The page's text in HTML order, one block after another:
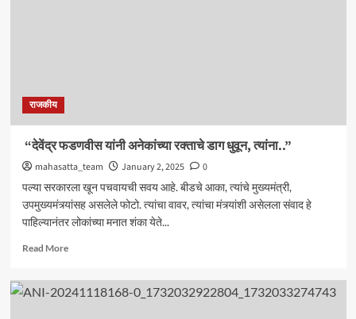
राजकीय
“देवेंद्र फडणवीस यांनी अनेकांच्या रक्ताचे डाग धुवून, त्यांना..”
mahasatta_team January 2, 2025
0
पल्या सरकारला खून पचवायची सवय आहे. बीडचे आका, त्यांचे मुख्यमंत्री,
उपमुख्यमंत्र्यांसह असलेले फोटो. त्यांचा वावर, त्यांचा मंत्र्यांशी असेलला संवाद हे
पाहिल्यानंतर लोकांच्या मनात शंका येते...
Read MoreRead
“देवेंद्र